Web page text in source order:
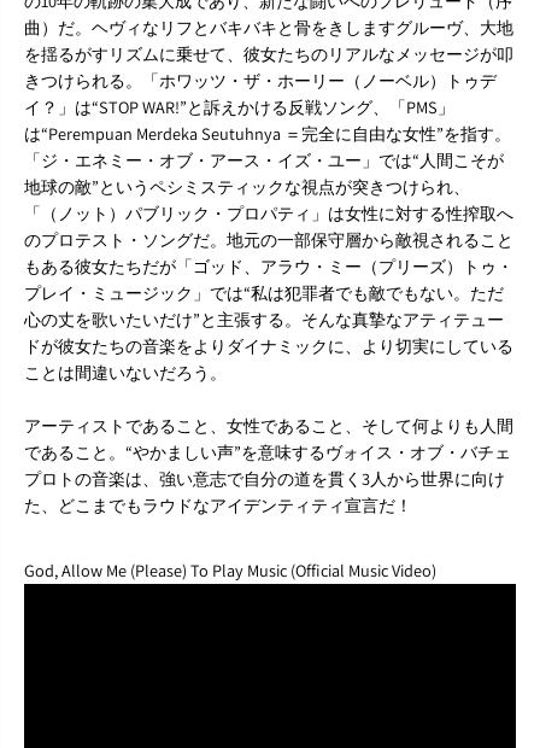
曲）だ。ヘヴィなリフとバキバキと骨をきしますグルーヴ、大地
を揺るがすリズムに乗せて、彼女たちのリアルなメッセージが叩
きつけられる。「ホワッツ・ザ・ホーリー（ノーベル）トゥデ
イ？」は“STOP WAR!”と訴えかける反戦ソング、「PMS」
は“Perempuan Merdeka Seutuhnya ＝完全に自由な女性”を指す。
「ジ・エネミー・オブ・アース・イズ・ユー」では“人間こそが
地球の敵”というペシミスティックな視点が突きつけられ、
「（ノット）パブリック・プロパティ」は女性に対する性搾取へ
のプロテスト・ソングだ。地元の一部保守層から敵視されること
もある彼女たちだが「ゴッド、アラウ・ミー（プリーズ）トゥ・
プレイ・ミュージック」では“私は犯罪者でも敵でもない。ただ
心の丈を歌いたいだけ”と主張する。そんな真摯なアティテュー
ドが彼女たちの音楽をよりダイナミックに、より切実にしている
ことは間違いないだろう。
アーティストであること、女性であること、そして何よりも人間
であること。“やかましい声”を意味するヴォイス・オブ・バチェ
プロトの音楽は、強い意志で自分の道を貫く3人から世界に向け
た、どこまでもラウドなアイデンティティ宣言だ！
God, Allow Me (Please) To Play Music (Official Music Video)